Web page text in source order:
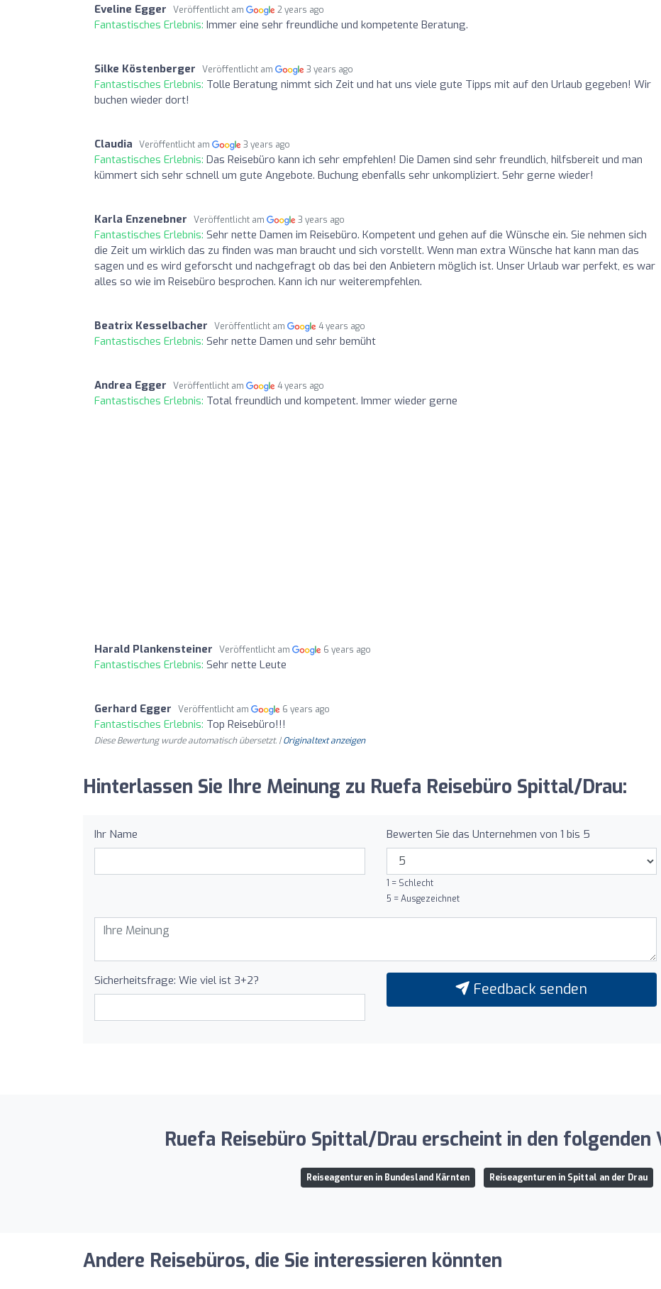
Eveline Egger Veröffentlicht am 2 years ago
Fantastisches Erlebnis: Immer eine sehr freundliche und kompetente Beratung.
Silke Köstenberger Veröffentlicht am 3 years ago
Fantastisches Erlebnis: Tolle Beratung nimmt sich Zeit und hat uns viele gute Tipps mit auf den Urlaub gegeben! Wir
buchen wieder dort!
Claudia Veröffentlicht am 3 years ago
Fantastisches Erlebnis: Das Reisebüro kann ich sehr empfehlen! Die Damen sind sehr freundlich, hilfsbereit und man
kümmert sich sehr schnell um gute Angebote. Buchung ebenfalls sehr unkompliziert. Sehr gerne wieder!
Karla Enzenebner Veröffentlicht am 3 years ago
Fantastisches Erlebnis: Sehr nette Damen im Reisebüro. Kompetent und gehen auf die Wünsche ein. Sie nehmen sich
die Zeit um wirklich das zu finden was man braucht und sich vorstellt. Wenn man extra Wünsche hat kann man das
sagen und es wird geforscht und nachgefragt ob das bei den Anbietern möglich ist. Unser Urlaub war perfekt, es war
alles so wie im Reisebüro besprochen. Kann ich nur weiterempfehlen.
Beatrix Kesselbacher Veröffentlicht am 4 years ago
Fantastisches Erlebnis: Sehr nette Damen und sehr bemüht
Andrea Egger Veröffentlicht am 4 years ago
Fantastisches Erlebnis: Total freundlich und kompetent. Immer wieder gerne
Harald Plankensteiner Veröffentlicht am 6 years ago
Fantastisches Erlebnis: Sehr nette Leute
Gerhard Egger Veröffentlicht am 6 years ago
Fantastisches Erlebnis: Top Reisebüro!!!
Diese Bewertung wurde automatisch übersetzt. |Originaltext anzeigen
Hinterlassen Sie Ihre Meinung zu Ruefa Reisebüro Spittal/Drau:
Ihr Name Bewerten Sie das Unternehmen von 1 bis 5
1 = Schlecht
5 = Ausgezeichnet
Sicherheitsfrage: Wie viel ist 3+2? Feedback senden
Ruefa Reisebüro Spittal/Drau erscheint in den folgenden
Reiseagenturen in Bundesland Kärnten Reiseagenturen in Spittal an der Drau
Andere Reisebüros, die Sie interessieren könnten